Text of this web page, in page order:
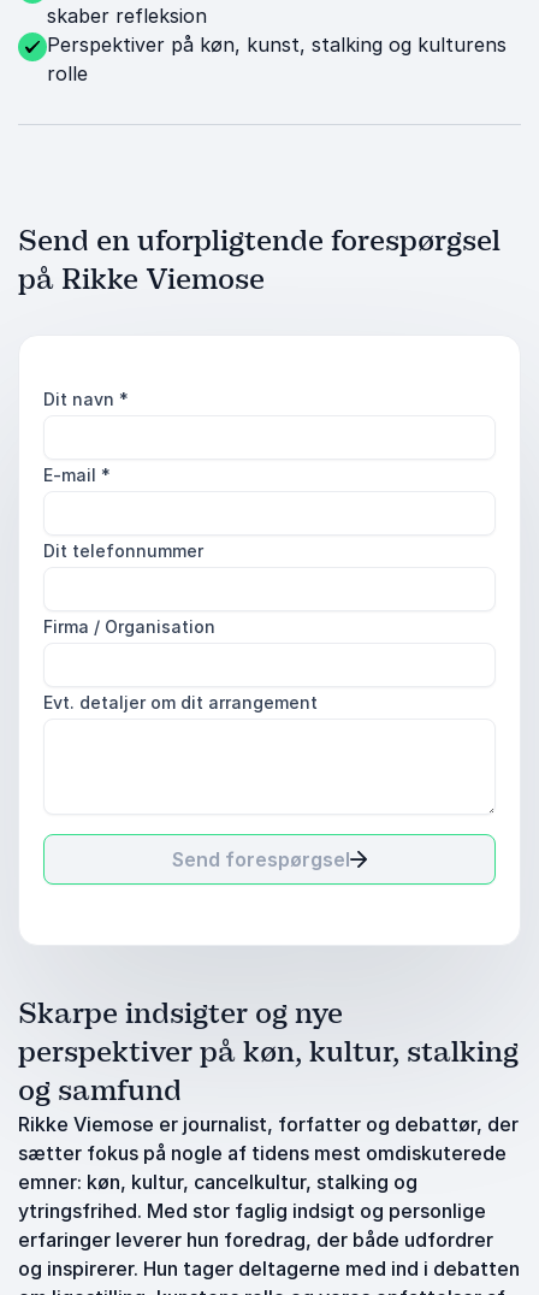
skaber refleksion
Perspektiver på køn, kunst, stalking og kulturens
rolle
Send en uforpligtende forespørgsel
på Rikke Viemose
Dit navn *
E-mail *
Dit telefonnummer
Firma / Organisation
Evt. detaljer om dit arrangement
Send forespørgsel
Skarpe indsigter og nye
perspektiver på køn, kultur, stalking
og samfund
Rikke Viemose er journalist, forfatter og debattør, der
sætter fokus på nogle af tidens mest omdiskuterede
emner: køn, kultur, cancelkultur, stalking og
ytringsfrihed. Med stor faglig indsigt og personlige
erfaringer leverer hun foredrag, der både udfordrer
og inspirerer. Hun tager deltagerne med ind i debatten